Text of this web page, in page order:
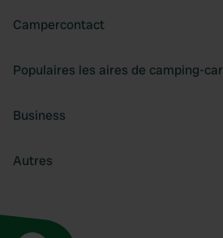
Campercontact
Populaires les aires de camping-car
Business
Autres